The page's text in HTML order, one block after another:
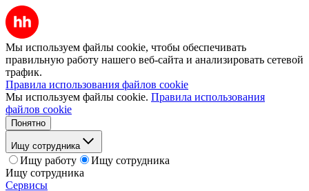
Мы используем файлы cookie, чтобы обеспечивать
правильную работу нашего веб-сайта и анализировать сетевой
трафик.
Правила использования файлов cookie
Мы используем файлы cookie. Правила использования
файлов cookie
Понятно
Ищу сотрудника
Ищу работу
Ищу сотрудника
Ищу сотрудника
Сервисы